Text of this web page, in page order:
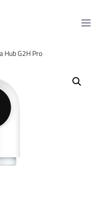
Hub G2H Pro